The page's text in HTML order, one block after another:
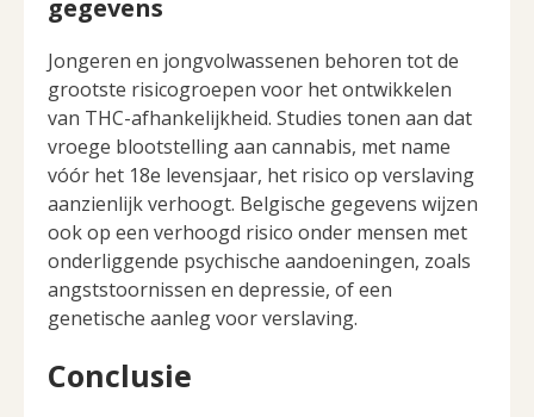
gegevens
Jongeren en jongvolwassenen behoren tot de
grootste risicogroepen voor het ontwikkelen
van THC-afhankelijkheid. Studies tonen aan dat
vroege blootstelling aan cannabis, met name
vóór het 18e levensjaar, het risico op verslaving
aanzienlijk verhoogt. Belgische gegevens wijzen
ook op een verhoogd risico onder mensen met
onderliggende psychische aandoeningen, zoals
angststoornissen en depressie, of een
genetische aanleg voor verslaving.
Conclusie